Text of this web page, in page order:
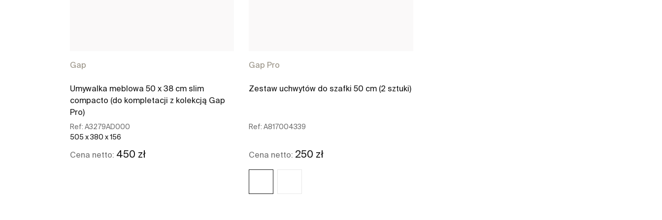
Gap
Umywalka meblowa 50 x 38 cm slim
compacto (do kompletacji z kolekcją Gap
Pro)
Ref: A3279AD000
505 x 380 x 156
Cena netto: 450 zł
Gap Pro
Zestaw uchwytów do szafki 50 cm (2 sztuki)
Ref:A817004339
Cena netto: 250 zł